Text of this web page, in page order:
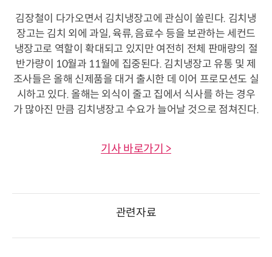
김장철이 다가오면서 김치냉장고에 관심이 쏠린다. 김치냉
장고는 김치 외에 과일, 육류, 음료수 등을 보관하는 세컨드
냉장고로 역할이 확대되고 있지만 여전히 전체 판매량의 절
반가량이 10월과 11월에 집중된다. 김치냉장고 유통 및 제
조사들은 올해 신제품을 대거 출시한 데 이어 프로모션도 실
시하고 있다. 올해는 외식이 줄고 집에서 식사를 하는 경우
가 많아진 만큼 김치냉장고 수요가 늘어날 것으로 점쳐진다.
기사 바로가기 >
관련자료